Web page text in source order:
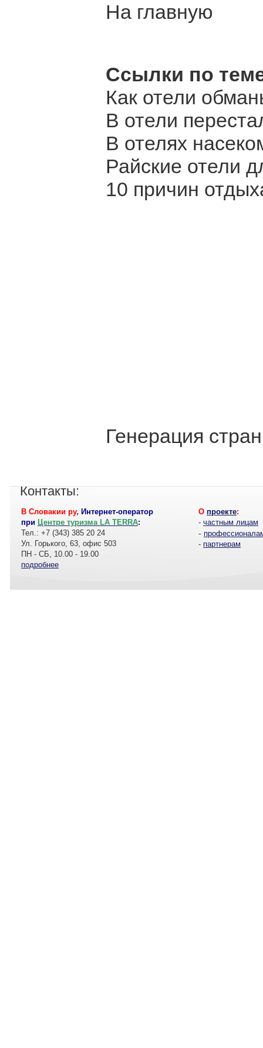
На главную
Ссылки по
Как отели
В отели
В отелях
Райские отели
10 причин
Генерация
Контакты:
В Словакии ру, Интернет-оператор
при Центре туризма LA TERRA:
Тел.: +7 (343) 385 20 24
Ул. Горького, 63, офис 503
ПН - СБ, 10.00 - 19.00
подробнее
О проекте:
- частным лицам
-
- партнерам